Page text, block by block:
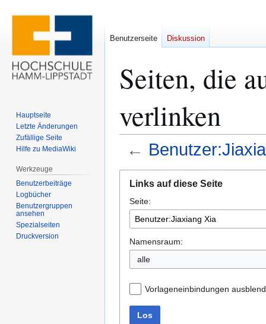
Seiten, die
verlinken
←
Navigation
springen
Suche
springen
Links auf diese Seite
Seite:
Namensraum:
alle
Vorlageneinbindungen
Los
Benutzerseite Diskussion
Hauptseite
Letzte Änderungen
Zufällige Seite
Hilfe zu MediaWiki
Werkzeuge
Benutzerbeiträge
Logbücher
Benutzergruppen
ansehen
Spezialseiten
Druckversion